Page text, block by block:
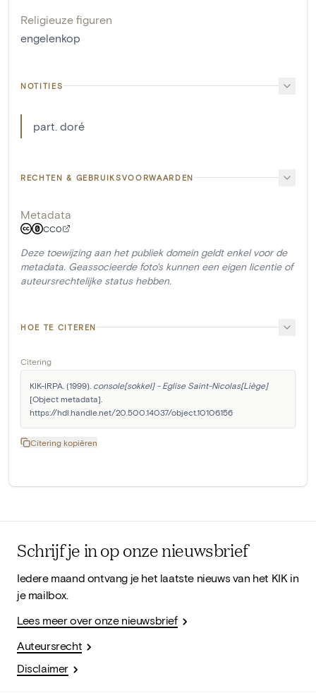
Religieuze figuren
engelenkop
NOTITIES
part. doré
RECHTEN & GEBRUIKSVOORWAARDEN
Metadata
CC0
Deze toewijzing aan het publiek domein geldt enkel voor de
metadata. Geassocieerde foto's kunnen een eigen licentie of
auteursrechtelijke status hebben.
HOE TE CITEREN
Citering
KIK-IRPA. (1999). console[sokkel] - Eglise Saint-Nicolas[Liège]
[Object metadata].
https://hdl.handle.net/20.500.14037/object.10106156
Citering kopiëren
Schrijf je in op onze nieuwsbrief
Iedere maand ontvang je het laatste nieuws van het KIK in
je mailbox.
Lees meer over onze nieuwsbrief
Auteursrecht
Disclaimer